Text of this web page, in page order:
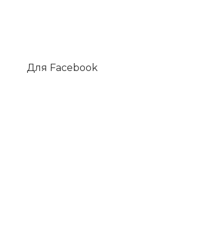
Для Facebook